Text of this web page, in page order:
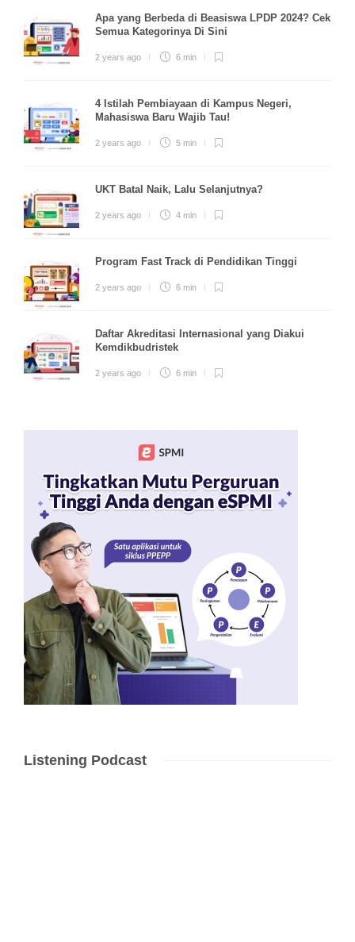
Apa yang Berbeda di Beasiswa LPDP 2024? Cek
Semua Kategorinya Di Sini
2 years ago 6 min
4 Istilah Pembiayaan di Kampus Negeri,
Mahasiswa Baru Wajib Tau!
2 years ago 5 min
UKT Batal Naik, Lalu Selanjutnya?
2 years ago 4 min
Program Fast Track di Pendidikan Tinggi
2 years ago 6 min
Daftar Akreditasi Internasional yang Diakui
Kemdikbudristek
2 years ago 6 min
Listening Podcast